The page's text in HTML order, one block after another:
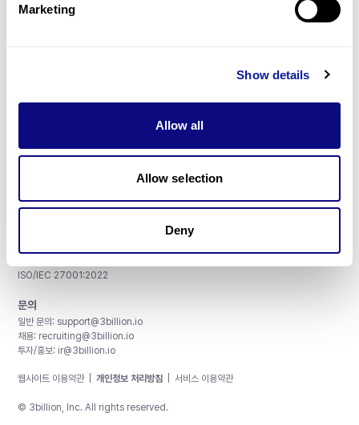
Marketing
Show details
Allow all
Allow selection
Deny
주식회사 쓰리빌리언
서울특별시 강남구 테헤란로 415, 8층
사업자등록번호: 290-81-00524
대표이사: 금창원
ISO/IEC 27001:2022
문의
일반 문의: support@3billion.io
채용: recruiting@3billion.io
투자/홍보: ir@3billion.io
웹사이트 이용약관 개인정보 처리방침 서비스 이용약관
© 3billion, Inc. All rights reserved.